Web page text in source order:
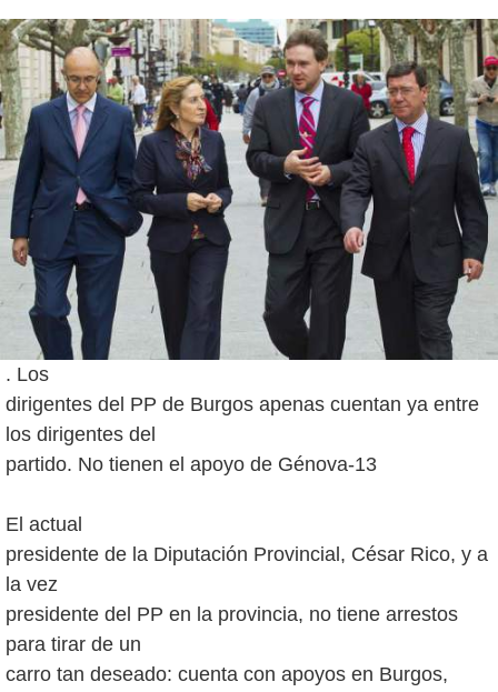
. Los
dirigentes del PP de Burgos apenas cuentan ya entre
los dirigentes del
partido. No tienen el apoyo de Génova-13
El actual
presidente de la Diputación Provincial, César Rico, y a
la vez
presidente del PP en la provincia, no tiene arrestos
para tirar de un
carro tan deseado: cuenta con apoyos en Burgos,